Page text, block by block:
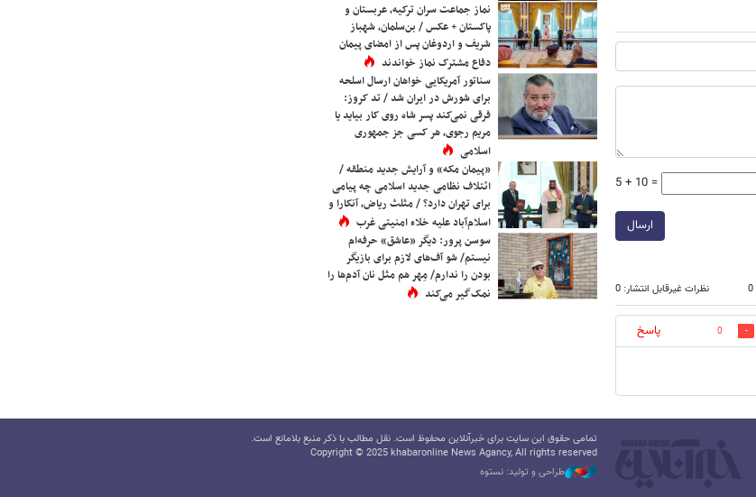
5 + 10 =
ارسال
نظرات غیرقابل انتشار: 0
0
پاسخ
نماز جماعت سران ترکیه، عربستان و
پاکستان + عکس / بن‌سلمان، شهباز
شریف و اردوغان پس از امضای پیمان
دفاع مشترک نماز خواندند
سناتور آمریکایی خواهان ارسال اسلحه
برای شورش در ایران شد / تد کروز:
فرقی نمی‌کند پسر شاه روی کار بیاید یا
مریم رجوی، هر کسی جز جمهوری
اسلامی
«پیمان مکه» و آرایش جدید منطقه /
ائتلاف نظامی جدید اسلامی چه پیامی
برای تهران دارد؟ / مثلث ریاض، آنکارا و
اسلام‌آباد علیه خلاء امنیتی غرب
سوسن پرور: دیگر «عاشق» حرفه‌ام
نیستم/ شو آف‌های لازم برای بازیگر
بودن را ندارم/ مِهر هم مثل نان آدم‌ها را
نمک‌گیر می‌کند
تمامی حقوق این سایت برای خبرآنلاین محفوظ است. نقل مطالب با ذکر منبع بلامانع است.
Copyright © 2025 khabaronline News Agancy, All rights reserved
طراحی و تولید: نستوه